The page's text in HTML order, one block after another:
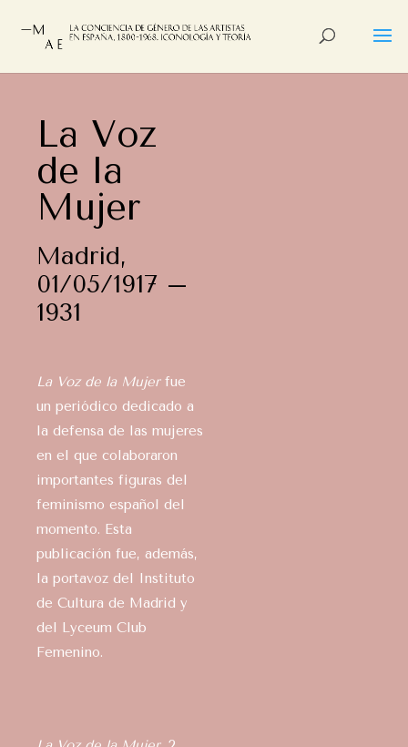
La Voz
de la
Mujer
Madrid,
01/05/1917 –
1931
La Voz de la Mujerfue
un periódico dedicado a
la defensa de las mujeres
en el que colaboraron
importantes figuras del
feminismo español del
momento. Esta
publicación fue, además,
la portavoz del Instituto
de Cultura de Madrid y
del Lyceum Club
Femenino.